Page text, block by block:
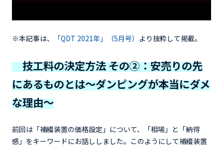
※本記事は、 「QDT 2021年」（5月号） より抜粋して掲載。
技工料の決定方法 その②：安売りの先
にあるものとは～ダンピングが本当にダメ
な理由～
前回は「補綴装置の価格設定」について、「相場」と「納得
感」をキーワードにお話ししました。このようにして補綴装置